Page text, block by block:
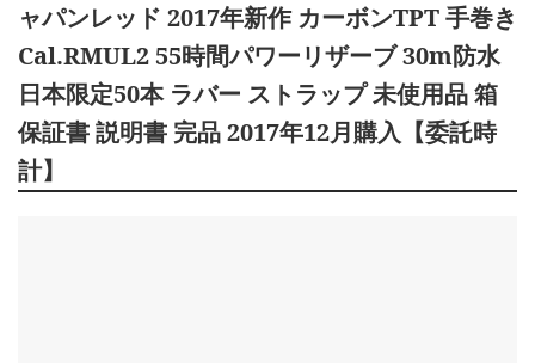
ャパンレッド 2017年新作 カーボンTPT 手巻き
Cal.RMUL2 55時間パワーリザーブ 30m防水
日本限定50本 ラバー ストラップ 未使用品 箱
保証書 説明書 完品 2017年12月購入【委託時
計】